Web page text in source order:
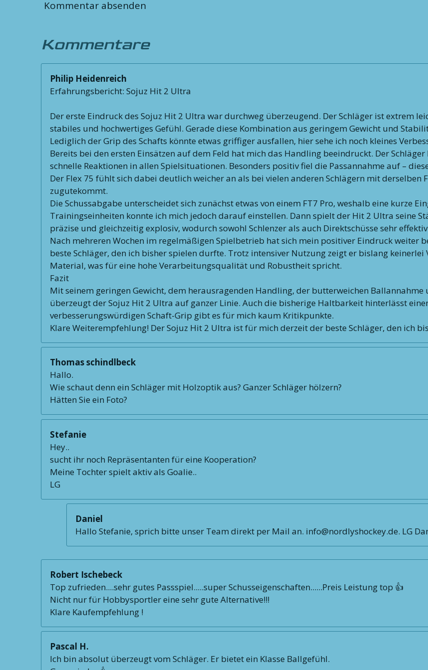
Kommentar absenden
Kommentare
Philip Heidenreich
Erfahrungsbericht: Sojuz Hit 2 Ultra
Der erste Eindruck des Sojuz Hit 2 Ultra war durchweg überzeugend. Der Schläger ist extrem
stabiles und hochwertiges Gefühl. Gerade diese Kombination aus geringem Gewicht und
Lediglich der Grip des Schafts könnte etwas griffiger ausfallen, hier sehe ich noch kleines
Bereits bei den ersten Einsätzen auf dem Feld hat mich das Handling beeindruckt. Der
schnelle Reaktionen in allen Spielsituationen. Besonders positiv fiel die Passannahme auf –
Der Flex 75 fühlt sich dabei deutlich weicher an als bei vielen anderen Schlägern mit derselben
zugutekommt.
Die Schussabgabe unterscheidet sich zunächst etwas von einem FT7 Pro, weshalb eine kurze
Trainingseinheiten konnte ich mich jedoch darauf einstellen. Dann spielt der Hit 2 Ultra seine
präzise und gleichzeitig explosiv, wodurch sowohl Schlenzer als auch Direktschüsse sehr
Nach mehreren Wochen im regelmäßigen Spielbetrieb hat sich mein positiver Eindruck weiter
beste Schläger, den ich bisher spielen durfte. Trotz intensiver Nutzung zeigt er bislang
Material, was für eine hohe Verarbeitungsqualität und Robustheit spricht.
Fazit
Mit seinem geringen Gewicht, dem herausragenden Handling, der butterweichen Ballannahme
überzeugt der Sojuz Hit 2 Ultra auf ganzer Linie. Auch die bisherige Haltbarkeit hinterlässt
verbesserungswürdigen Schaft-Grip gibt es für mich kaum Kritikpunkte.
Klare Weiterempfehlung! Der Sojuz Hit 2 Ultra ist für mich derzeit der beste Schläger, den ich
Thomas schindlbeck
Hallo.
Wie schaut denn ein Schläger mit Holzoptik aus? Ganzer Schläger hölzern?
Hätten Sie ein Foto?
Stefanie
Hey..
sucht ihr noch Repräsentanten für eine Kooperation?
Meine Tochter spielt aktiv als Goalie..
LG
Daniel
Hallo Stefanie, sprich bitte unser Team direkt per Mail an. info@nordlyshockey.de. LG
Robert Ischebeck
Top zufrieden....sehr gutes Passspiel.....super Schusseigenschaften......Preis Leistung top 👍
Nicht nur für Hobbysportler eine sehr gute Alternative!!!
Klare Kaufempfehlung !
Pascal H.
Ich bin absolut überzeugt vom Schläger. Er bietet ein Klasse Ballgefühl.